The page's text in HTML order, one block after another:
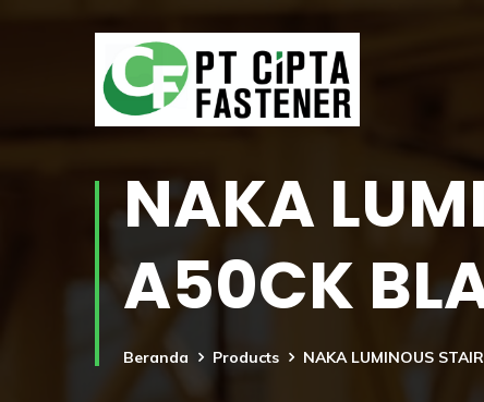
NAKA
A50CK
Beranda Products NAKA LUMINOUS